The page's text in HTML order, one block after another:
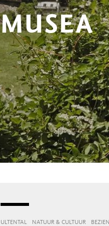
MUSEA
ULTENTAL NATUUR & CULTUUR